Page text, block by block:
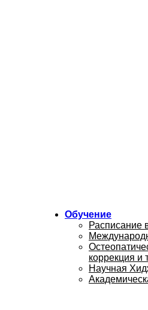
Обучение
Расписание
коррекция и
Научная